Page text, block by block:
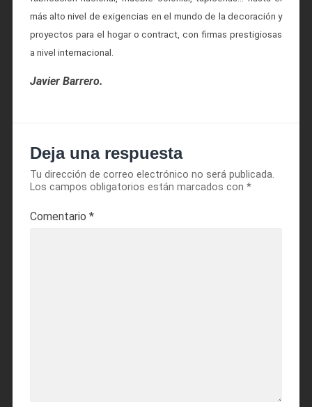
más alto nivel de exigencias en el mundo de la decoración y
proyectos para el hogar o contract, con firmas prestigiosas
a nivel internacional.
Javier Barrero.
Deja una respuesta
Tu dirección de correo electrónico no será publicada.
Los campos obligatorios están marcados con *
Comentario *